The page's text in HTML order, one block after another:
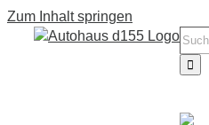
Zum Inhalt springen